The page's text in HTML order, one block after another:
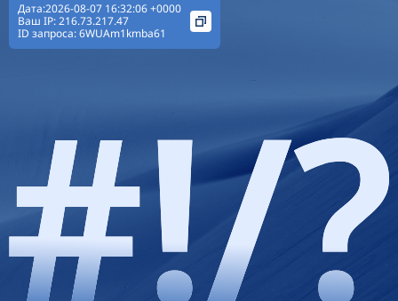
Дата:2026-08-07 16:32:06 +0000
Ваш IP:216.73.217.47
ID запроса:6WUAm1kmba61